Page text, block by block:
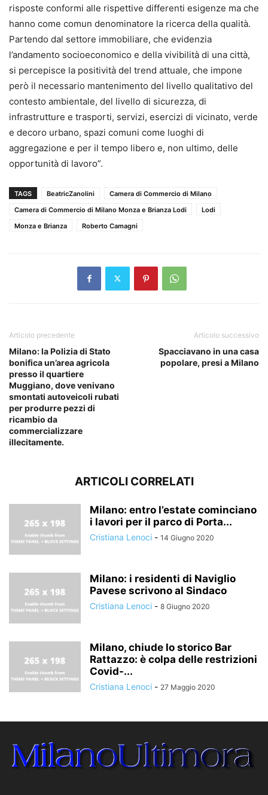
risposte conformi alle rispettive differenti esigenze ma che
hanno come comun denominatore la ricerca della qualità.
Partendo dal settore immobiliare, che evidenzia
l’andamento socioeconomico e della vivibilità di una città,
si percepisce la positività del trend attuale, che impone
però il necessario mantenimento del livello qualitativo del
contesto ambientale, del livello di sicurezza, di
infrastrutture e trasporti, servizi, esercizi di vicinato, verde
e decoro urbano, spazi comuni come luoghi di
aggregazione e per il tempo libero e, non ultimo, delle
opportunità di lavoro”.
TAGS BeatricZanolini
Camera di Commercio di Milano
Camera di Commercio di Milano Monza e Brianza Lodi
Lodi
Monza e Brianza
Roberto Camagni
Articolo precedente
Milano: la Polizia di Stato
bonifica un’area agricola
presso il quartiere
Muggiano, dove venivano
smontati autoveicoli rubati
per produrre pezzi di
ricambio da
commercializzare
illecitamente.
Articolo successivo
Spacciavano in una casa
popolare, presi a Milano
ARTICOLI CORRELATI
Milano: entro l’estate cominciano
i lavori per il parco di Porta...
Cristiana Lenoci - 14 Giugno 2020
Milano: i residenti di Naviglio
Pavese scrivono al Sindaco
Cristiana Lenoci - 8 Giugno 2020
Milano, chiude lo storico Bar
Rattazzo: è colpa delle restrizioni
Covid-...
Cristiana Lenoci - 27 Maggio 2020